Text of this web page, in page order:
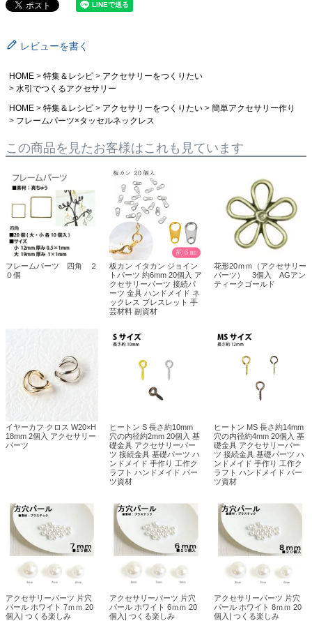
レビューを書く
HOME 特集＆レシピ
アクセサリーをつくりたい
水引でつくるアクセサリー
HOME
特集＆レシピ アクセサリーをつくりたい
簡単アクセサリー作り
フレームパーツ×タッセルネックレス
この商品を見たお客様はこれも見ています
フレームパーツ 四角 ２
０個
板カン イタカン ジョイン
トパーツ 約6mm 20個入 ア
クセサリーパーツ 接続パ
ーツ 金具 ハンドメイド ネ
ックレス ブレスレット 手
芸材料 副資材
花形20ｍｍ（アクセサリー
パーツ） 3個入 AGアン
ティークゴールド
イヤーカフ クロス W20×H
18mm 2個入 アクセサリー
パーツ
ヒートン S 長さ約10mm
穴の内径約2mm 20個入 基
礎金具 アクセサリーパー
ツ 接続金具 基礎パーツ ハ
ンドメイド 手作り 工作ク
ラフト ハンドメイド パー
ツ資材
ヒートン MS 長さ約14mm
穴の内径約4mm 20個入 基
礎金具 アクセサリーパー
ツ 接続金具 基礎パーツ ハ
ンドメイド 手作り 工作ク
ラフト ハンドメイド パー
ツ資材
アクセサリーパーツ 片穴
パール ホワイト 7ｍｍ 20
個入| つくる楽しみ
アクセサリーパーツ 片穴
パール ホワイト 6ｍｍ 20
個入| つくる楽しみ
アクセサリーパーツ 片穴
パール ホワイト 8ｍｍ 20
個入| つくる楽しみ